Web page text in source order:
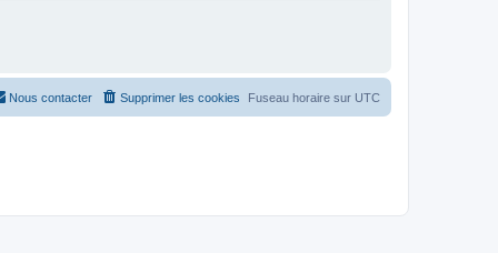
Fuseau horaire sur UTC
Supprimer les cookies
Nous contacter